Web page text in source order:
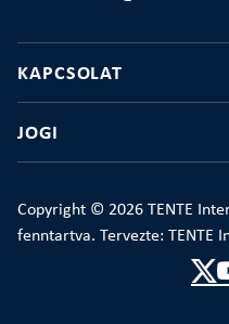
KAPCSOLAT
JOGI
Copyright © 2026 TENTE
fenntartva. Tervezte: TENTE